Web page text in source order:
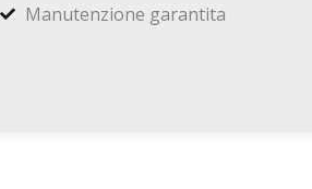
Manutenzione garantita